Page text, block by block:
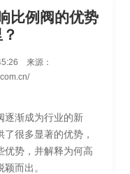
比例阀的优势
来源：
逐渐成为行业的新
很多显著的优势，
优势，并解释为何高
而出。